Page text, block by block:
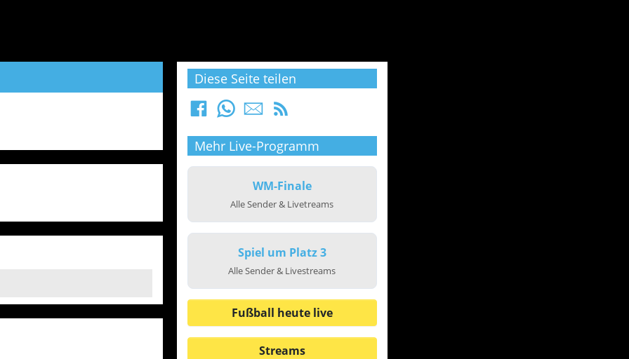
Diese Seite teilen
Mehr Live-Programm
WM-Finale
Alle Sender & Livetreams
Spiel um Platz 3
Alle Sender & Livestreams
Fußball heute live
Streams